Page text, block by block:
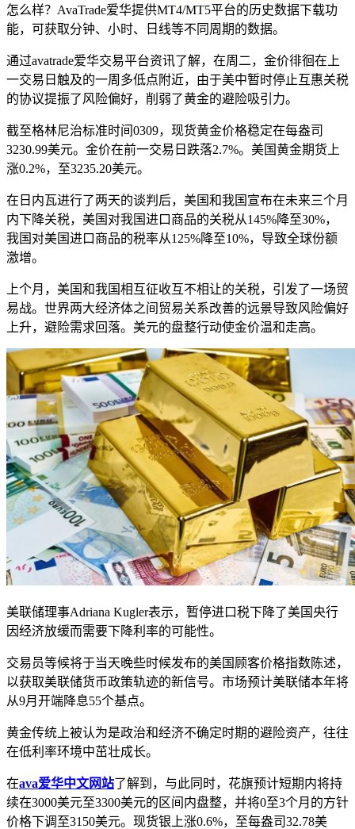
怎么样？AvaTrade爱华提供MT4/MT5平台的历史数据下载功
能，可获取分钟、小时、日线等不同周期的数据。
通过avatrade爱华交易平台资讯了解，在周二，金价徘徊在上
一交易日触及的一周多低点附近，由于美中暂时停止互惠关税
的协议提振了风险偏好，削弱了黄金的避险吸引力。
截至格林尼治标准时间0309，现货黄金价格稳定在每盎司
3230.99美元。金价在前一交易日跌落2.7%。美国黄金期货上
涨0.2%，至3235.20美元。
在日内瓦进行了两天的谈判后，美国和我国宣布在未来三个月
内下降关税，美国对我国进口商品的关税从145%降至30%，
我国对美国进口商品的税率从125%降至10%，导致全球份额
激增。
上个月，美国和我国相互征收互不相让的关税，引发了一场贸
易战。世界两大经济体之间贸易关系改善的远景导致风险偏好
上升，避险需求回落。美元的盘整行动使金价温和走高。
美联储理事Adriana Kugler表示，暂停进口税下降了美国央行
因经济放缓而需要下降利率的可能性。
交易员等候将于当天晚些时候发布的美国顾客价格指数陈述，
以获取美联储货币政策轨迹的新信号。市场预计美联储本年将
从9月开端降息55个基点。
黄金传统上被认为是政治和经济不确定时期的避险资产，往往
在低利率环境中茁壮成长。
在ava爱华中文网站了解到，与此同时，花旗预计短期内将持
续在3000美元至3300美元的区间内盘整，并将0至3个月的方针
价格下调至3150美元。现货银上涨0.6%，至每盎司32.78美